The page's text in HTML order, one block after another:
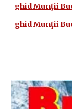
ghid Munţii
ghid Munţii